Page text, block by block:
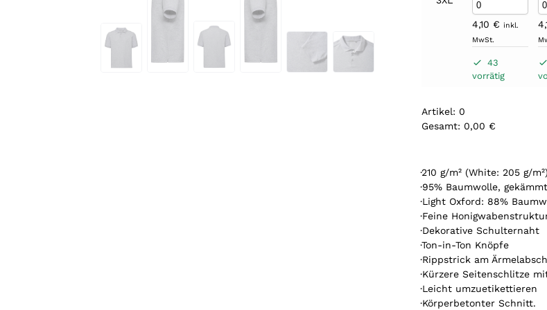
4,10€ inkl.
MwSt.
43
vorrätig
Artikel: 0
Gesamt: 0,00 €
r
t
i
k
e
l
.
Y
o
u
·210 g/m² (White: 205 g/m²)
·95% Baumwolle,
·Light Oxford: 88%
·Feine
·Dekorative Schulternaht
·Ton-in-Ton Knöpfe
·Rippstrick am
·Kürzere Seitenschlitze
·Leicht umzuetikettieren
·Körperbetonter Schnitt.